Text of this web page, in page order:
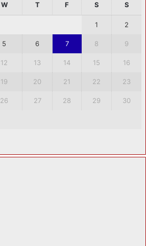
W T F S S
1 2
5 6 7 8 9
12 13 14 15 16
19 20 21 22 23
26 27 28 29 30